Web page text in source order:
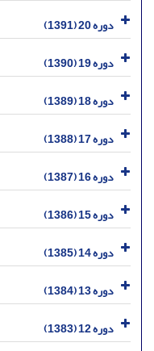
دوره 20 (1391)
دوره 19 (1390)
دوره 18 (1389)
دوره 17 (1388)
دوره 16 (1387)
دوره 15 (1386)
دوره 14 (1385)
دوره 13 (1384)
دوره 12 (1383)